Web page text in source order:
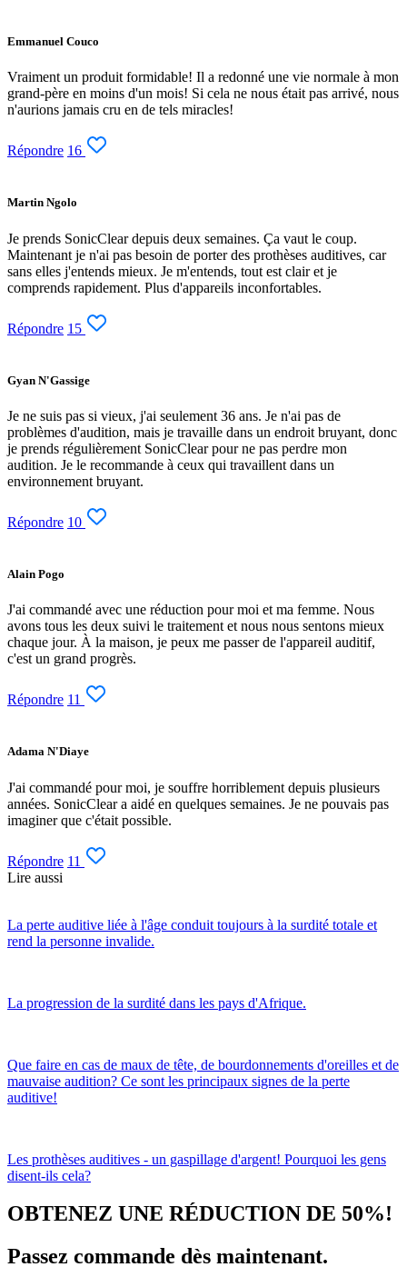
Emmanuel Couco
Vraiment un produit formidable! Il a redonné une vie normale à mon
grand-père en moins d'un mois! Si cela ne nous était pas arrivé, nous
n'aurions jamais cru en de tels miracles!
Répondre 16
Martin Ngolo
Je prends SonicClear depuis deux semaines. Ça vaut le coup.
Maintenant je n'ai pas besoin de porter des prothèses auditives, car
sans elles j'entends mieux. Je m'entends, tout est clair et je
comprends rapidement. Plus d'appareils inconfortables.
Répondre 15
Gyan N'Gassige
Je ne suis pas si vieux, j'ai seulement 36 ans. Je n'ai pas de
problèmes d'audition, mais je travaille dans un endroit bruyant, donc
je prends régulièrement SonicClear pour ne pas perdre mon
audition. Je le recommande à ceux qui travaillent dans un
environnement bruyant.
Répondre 10
Alain Pogo
J'ai commandé avec une réduction pour moi et ma femme. Nous
avons tous les deux suivi le traitement et nous nous sentons mieux
chaque jour. À la maison, je peux me passer de l'appareil auditif,
c'est un grand progrès.
Répondre 11
Adama N'Diaye
J'ai commandé pour moi, je souffre horriblement depuis plusieurs
années. SonicClear a aidé en quelques semaines. Je ne pouvais pas
imaginer que c'était possible.
Répondre 11
Lire aussi
La perte auditive liée à l'âge conduit toujours à la surdité totale et
rend la personne invalide.
La progression de la surdité dans les pays d'Afrique.
Que faire en cas de maux de tête, de bourdonnements d'oreilles et de
mauvaise audition? Ce sont les principaux signes de la perte
auditive!
Les prothèses auditives - un gaspillage d'argent! Pourquoi les gens
disent-ils cela?
OBTENEZ UNE RÉDUCTION DE 50%!
Passez commande dès maintenant.